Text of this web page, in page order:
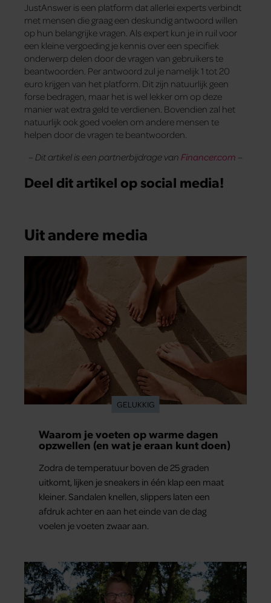
JustAnswer is een platform dat allerlei experts verbindt
met mensen die graag een deskundig antwoord willen
op hun belangrijke vragen. Als expert kun je in ruil voor
een kleine vergoeding je kennis over een specifiek
onderwerp delen door de vragen van gebruikers te
beantwoorden. Per antwoord zul je namelijk 1 tot 20
euro krijgen van het platform. Dit zijn natuurlijk geen
forse bedragen, maar het is wel lekker om op deze
manier wat extra geld te verdienen. Bovendien zal het
natuurlijk ook goed voelen om andere mensen te
helpen door de vragen te beantwoorden.
– Dit artikel is een partnerbijdrage van Financer.com
Deel dit artikel op social media!
Uit andere media
GELUKKIG
Waarom je voeten op warme dagen
opzwellen (en wat je eraan kunt doen)
Zodra de temperatuur boven de 25 graden
uitkomt, lijken je sneakers in één klap een maat
kleiner. Sandalen knellen, slippers laten een
afdruk achter en aan het einde van de dag
voelen je voeten zwaar aan.